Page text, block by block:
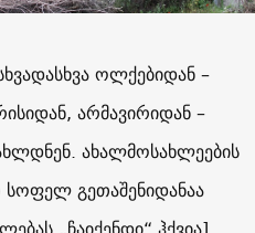
ოლქებიდან –
არმავირიდან –
ახალმოსახლეების
გეთაშენიდანაა